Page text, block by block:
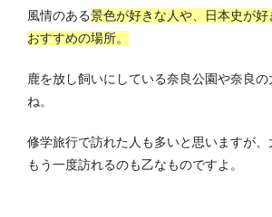
風情のある景色が好きな人や、日本史が好
おすすめの場所。
鹿を放し飼いにしている奈良公園や奈良の
ね。
修学旅行で訪れた人も多いと思いますが、
もう一度訪れるのも乙なものですよ。